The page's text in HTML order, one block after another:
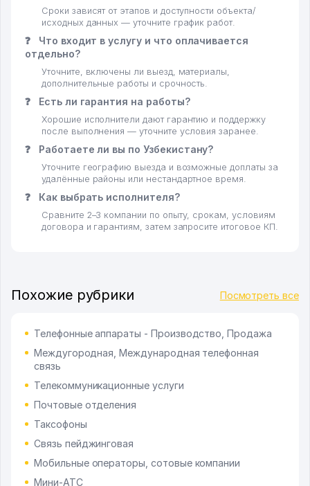
Сроки зависят от этапов и доступности объекта/
исходных данных — уточните график работ.
❓
Что входит в услугу и что оплачивается
отдельно?
Уточните, включены ли выезд, материалы,
дополнительные работы и срочность.
❓ Есть ли гарантия на работы?
Хорошие исполнители дают гарантию и поддержку
после выполнения — уточните условия заранее.
❓ Работаете ли вы по Узбекистану?
Уточните географию выезда и возможные доплаты за
удалённые районы или нестандартное время.
❓ Как выбрать исполнителя?
Сравните 2–3 компании по опыту, срокам, условиям
договора и гарантиям, затем запросите итоговое КП.
Похожие рубрики Посмотреть все
Телефонные аппараты - Производство, Продажа
Междугородная, Международная телефонная
связь
Телекоммуникационные услуги
Почтовые отделения
Таксофоны
Связь пейджинговая
Мобильные операторы, сотовые компании
Мини-АТС